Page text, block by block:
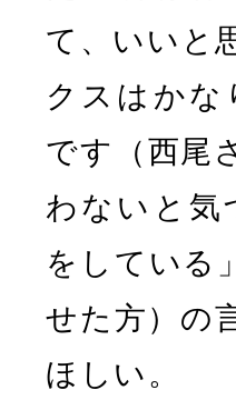
て、いいと
クスはかな
です（西尾
わないと気
をしている
せた方）の
ほしい。